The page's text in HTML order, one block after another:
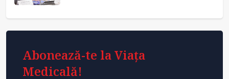
Abonează-te la Viața
Medicală!